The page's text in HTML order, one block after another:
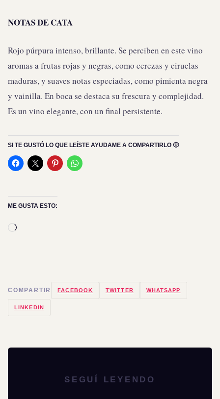
NOTAS DE CATA
Rojo púrpura intenso, brillante. Se perciben en este vino
aromas a frutas rojas y negras, como cerezas y ciruelas
maduras, y suaves notas especiadas, como pimienta negra
y vainilla. En boca se destaca su frescura y complejidad.
Es un vino elegante, con un final persistente.
SI TE GUSTÓ LO QUE LEÍSTE AYUDAME A COMPARTIRLO 🙂
ME GUSTA ESTO:
Cargando...
COMPARTIR FACEBOOK TWITTER WHATSAPP
LINKEDIN
SEGUÍ LEYENDO